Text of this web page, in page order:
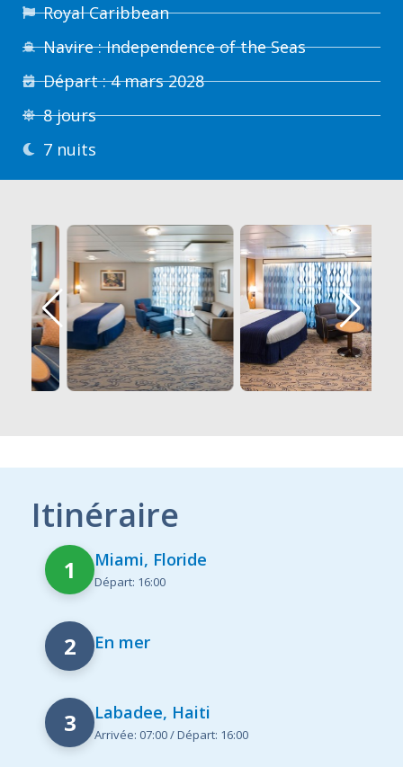
Royal Caribbean
Navire : Independence of the Seas
Départ : 4 mars 2028
8 jours
7 nuits
Itinéraire
1 Miami, Floride
Départ: 16:00
2 En mer
3 Labadee, Haiti
Arrivée: 07:00 / Départ: 16:00